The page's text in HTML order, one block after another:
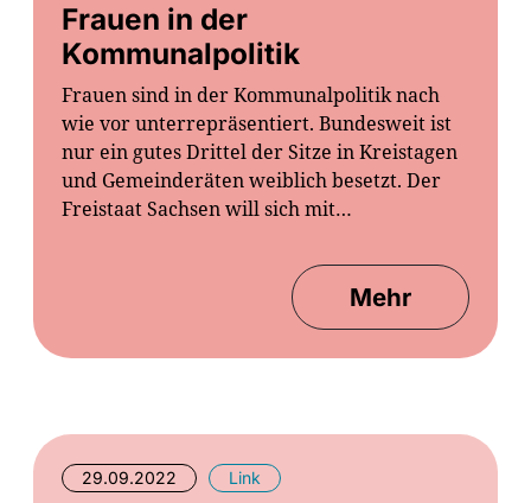
Frauen in der
Kommunalpolitik
Frauen sind in der Kommunalpolitik nach
wie vor unterrepräsentiert. Bundesweit ist
nur ein gutes Drittel der Sitze in Kreistagen
und Gemeinderäten weiblich besetzt. Der
Freistaat Sachsen will sich mit…
Mehr
29.09.2022 Link